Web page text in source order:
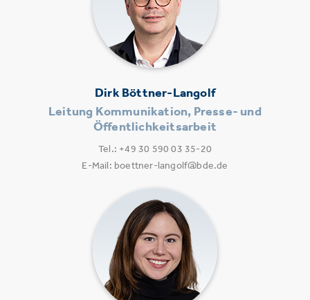
Dirk Böttner-Langolf
Leitung Kommunikation, Presse- und
Öffentlichkeitsarbeit
Tel.: +49 30 590 03 35-20
E-Mail: boettner-langolf@bde.de